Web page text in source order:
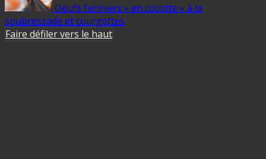
Oeufs fermiers « en cocotte » à la
soubressade et courgettes
Faire défiler vers le haut